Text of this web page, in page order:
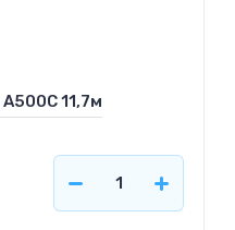
11,7м